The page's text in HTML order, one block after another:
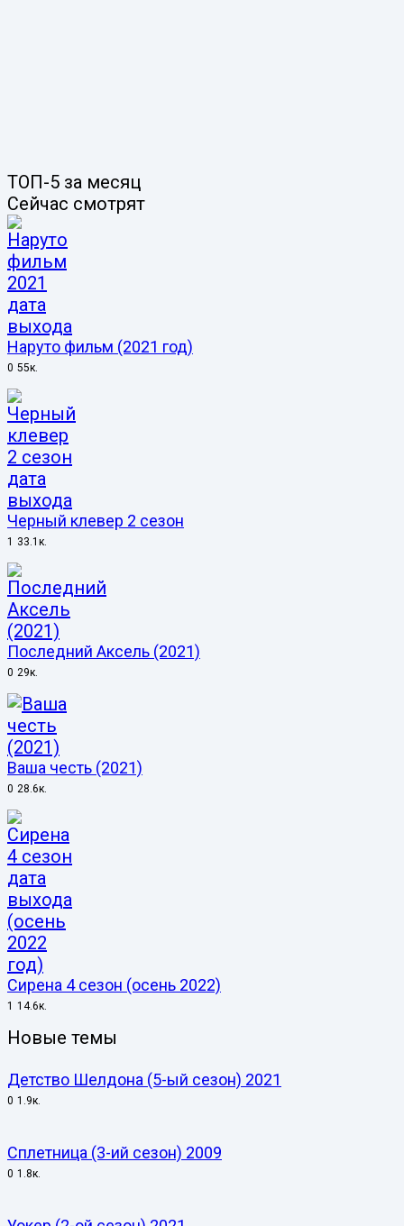
ТОП-5 за месяц
Сейчас смотрят
Наруто фильм (2021 год)
0 55к.
Черный клевер 2 сезон
1 33.1к.
Последний Аксель (2021)
0 29к.
Ваша честь (2021)
0 28.6к.
Сирена 4 сезон (осень 2022)
1 14.6к.
Новые темы
Детство Шелдона (5-ый сезон) 2021
0 1.9к.
Сплетница (3-ий сезон) 2009
0 1.8к.